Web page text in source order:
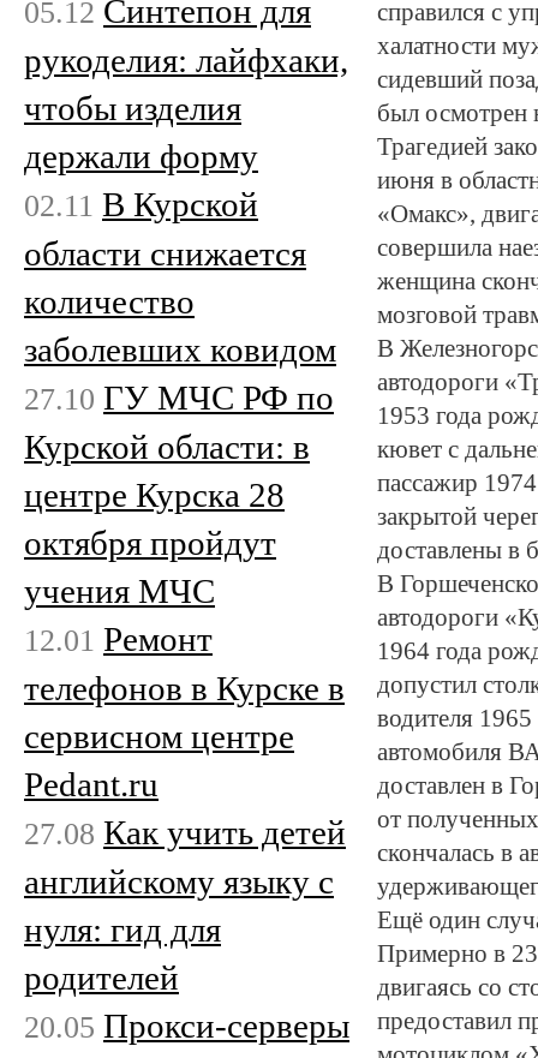
справился с
халатности
сидевший
был осмотрен
Трагедией
июня в
«Омакс»,
совершила
женщина
мозговой
В
автодороги
1953 года
кювет с
пассажир
закрытой
доставлены в
В
автодороги
1964 года
допустил
водителя 1965
автомобиля
доставлен в
от
скончалась в
Ещё один
Примерно в
двигаясь со
предоставил
05.12 Синтепон для
рукоделия: лайфхаки,
чтобы изделия
держали форму
02.11 В Курской
области снижается
количество
заболевших ковидом
27.10 ГУ МЧС РФ по
Курской области: в
центре Курска 28
октября пройдут
учения МЧС
12.01 Ремонт
телефонов в Курске в
сервисном центре
Pedant.ru
27.08 Как учить детей
английскому языку с
нуля: гид для
родителей
20.05 Прокси-серверы